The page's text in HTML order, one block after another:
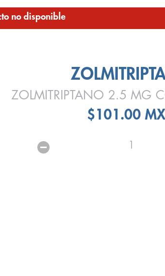
no disponible
ZOLMITRIPTANO 2.5 MG
$101.00
1